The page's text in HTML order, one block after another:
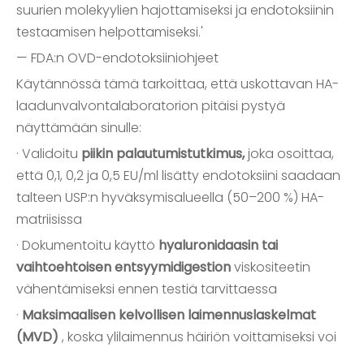
suurien molekyylien hajottamiseksi ja endotoksiinin
testaamisen helpottamiseksi.'
— FDA:n OVD-endotoksiiniohjeet
Käytännössä tämä tarkoittaa, että uskottavan HA-
laadunvalvontalaboratorion pitäisi pystyä
näyttämään sinulle:
· Validoitu piikin palautumistutkimus,joka osoittaa,
että 0,1, 0,2 ja 0,5 EU/ml lisätty endotoksiini saadaan
talteen USP:n hyväksymisalueella (50–200 %) HA-
matriisissa
· Dokumentoitu käyttö hyaluronidaasin tai
vaihtoehtoisen entsyymidigestionviskositeetin
vähentämiseksi ennen testiä tarvittaessa
· Maksimaalisen kelvollisen laimennuslaskelmat
(MVD) , koska ylilaimennus häiriön voittamiseksi voi